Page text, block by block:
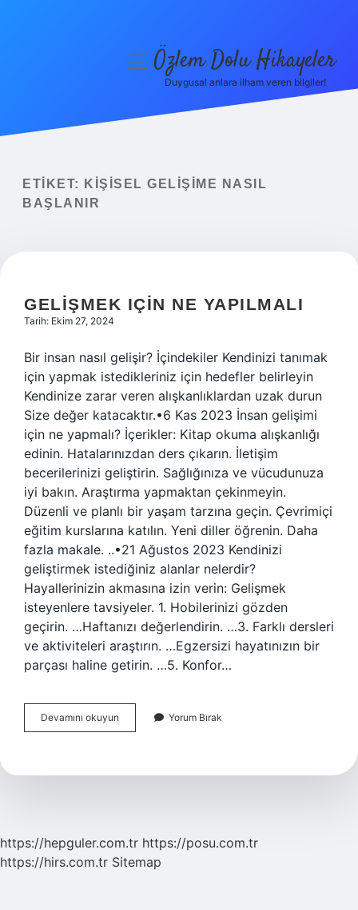
Yasal Uyarı
menüyüÖzlem Dolu Hikayeler
Duygusal anlara ilham veren bilgiler!
ETIKET:
KIŞISEL GELIŞIME NASIL
BAŞLANIR
GELIŞMEK IÇIN NE YAPILMALI
Tarih: Ekim 27, 2024
Bir insan nasıl gelişir? İçindekiler Kendinizi tanımak
için yapmak istedikleriniz için hedefler belirleyin
Kendinize zarar veren alışkanlıklardan uzak durun
Size değer katacaktır.•6 Kas 2023 İnsan gelişimi
için ne yapmalı? İçerikler: Kitap okuma alışkanlığı
edinin. Hatalarınızdan ders çıkarın. İletişim
becerilerinizi geliştirin. Sağlığınıza ve vücudunuza
iyi bakın. Araştırma yapmaktan çekinmeyin.
Düzenli ve planlı bir yaşam tarzına geçin. Çevrimiçi
eğitim kurslarına katılın. Yeni diller öğrenin. Daha
fazla makale. ..•21 Ağustos 2023 Kendinizi
geliştirmek istediğiniz alanlar nelerdir?
Hayallerinizin akmasına izin verin: Gelişmek
isteyenlere tavsiyeler. 1. Hobilerinizi gözden
geçirin. …Haftanızı değerlendirin. …3. Farklı dersleri
ve aktiviteleri araştırın. …Egzersizi hayatınızın bir
parçası haline getirin. …5. Konfor…
Devamını okuyun Gelişmek
Için
Yorum Bırak
https://hepguler.com.tr https://posu.com.tr
https://hirs.com.tr Sitemap